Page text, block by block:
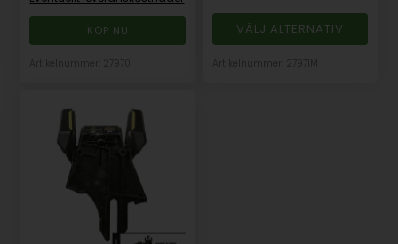
VÄLJ ALTERNATIV